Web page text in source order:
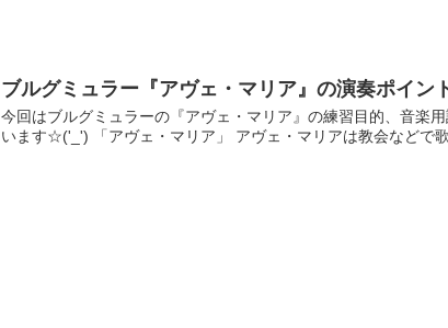
ブルグミュラー『アヴェ・マリア』の演奏ポイン
今回はブルグミュラーの『アヴェ・マリア』の練習目的、音楽
います☆('_') 「アヴェ・マリア」 アヴェ・マリアは教会などで